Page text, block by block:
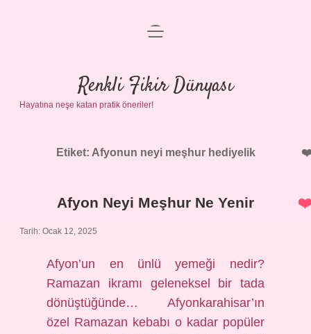
Anasayfa
Gizlilik Politikası
Yasal Uyarı
menüyü
Renkli Fikir Dünyası
Hayatına neşe katan pratik öneriler!
Etiket: Afyonun neyi meşhur hediyelik
Afyon Neyi Meşhur Ne Yenir
Tarih: Ocak 12, 2025
Afyon’un en ünlü yemeği nedir?
Ramazan ikramı geleneksel bir tada
dönüştüğünde… Afyonkarahisar’ın
özel Ramazan kebabı o kadar popüler